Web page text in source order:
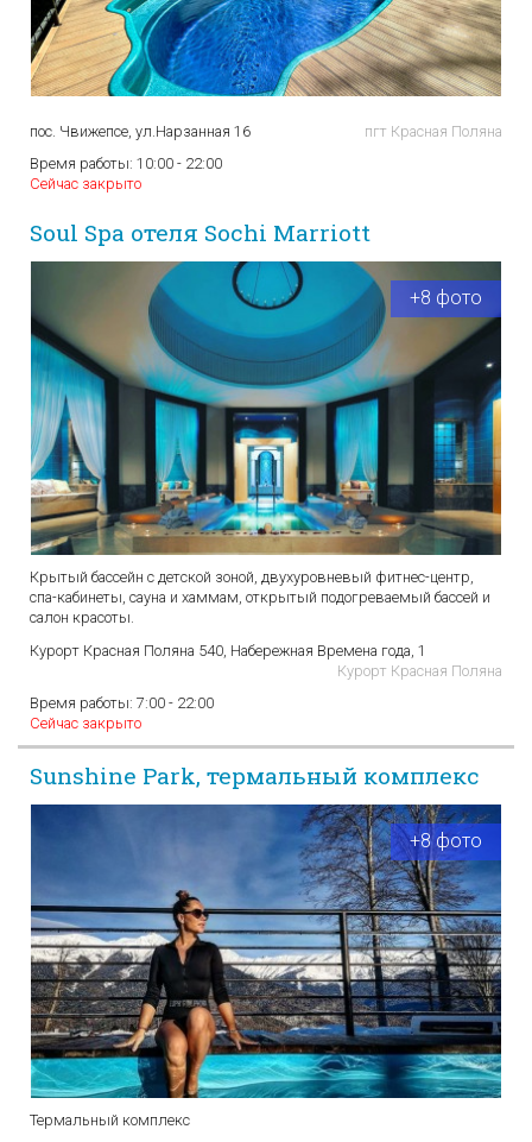
пос. Чвижепсе, ул.Нарзанная 16
пгт Красная Поляна
Время работы: 10:00 - 22:00
Сейчас закрыто
Soul Spa отеля Sochi Marriott
+8 фото
Крытый бассейн с детской зоной, двухуровневый фитнес-центр,
спа-кабинеты, сауна и хаммам, открытый подогреваемый бассей и
салон красоты.
Курорт Красная Поляна 540, Набережная Времена года, 1
Курорт Красная Поляна
Время работы: 7:00 - 22:00
Сейчас закрыто
Sunshine Park, термальный комплекс
+8 фото
Термальный комплекс